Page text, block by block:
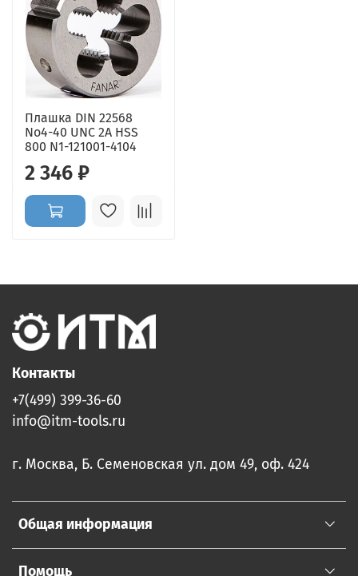
Плашка DIN 22568
No4-40 UNC 2A HSS
800 N1-121001-4104
2 346 ₽
Общая информация
Помощь
Контакты
+7(499) 399-36-60
info@itm-tools.ru
г. Москва, Б. Семеновская ул. дом 49, оф. 424